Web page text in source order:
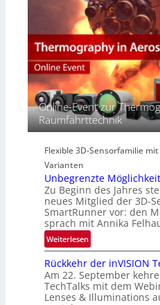
t
s
S
e
i
e
s
-
u
n
d
e
E
A
-
R
e
o
n
s
p
e
c
r
a
l
N
s
‘
Online-Event zur
Raumfahrttechnik
Flexible 3D-Sensorfamilie
Varianten
Unbegrenzte
Zu Beginn des Jahres
neues Mitglied der 3D-
SmartRunner vor: den
sprach mit Annika
Weiterlesen:
U
n
b
e
Rückkehr der inVISION
Am 22. September
TechTalks mit dem
Lenses & Illuminations